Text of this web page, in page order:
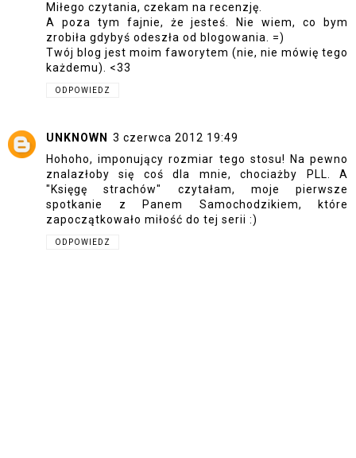
Miłego czytania, czekam na recenzję.
A poza tym fajnie, że jesteś. Nie wiem, co bym
zrobiła gdybyś odeszła od blogowania. =)
Twój blog jest moim faworytem (nie, nie mówię tego
każdemu). <33
ODPOWIEDZ
UNKNOWN 3 czerwca 2012 19:49
Hohoho, imponujący rozmiar tego stosu! Na pewno
znalazłoby się coś dla mnie, chociażby PLL. A
"Księgę strachów" czytałam, moje pierwsze
spotkanie z Panem Samochodzikiem, które
zapoczątkowało miłość do tej serii :)
ODPOWIEDZ